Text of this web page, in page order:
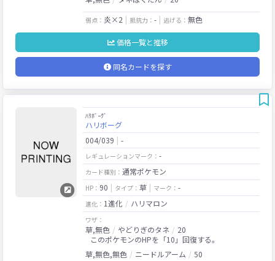
弱点： 炎×2 抵抗力： - 逃げる： 無色
価格一覧と推移
同名カードを探す
ﾊﾘﾎﾞｰｸﾞ
ハリボーグ
004/039
-
レギュレーションマーク： -
カード種別： 通常ポケモン
HP： 90 タイプ： 草 マーク： -
進化： 1進化 ハリマロン
ワザ：
草,無色 やどりぎのタネ
20
このポケモンのHPを「10」回復する。
草,無色,無色
ニードルアーム 50